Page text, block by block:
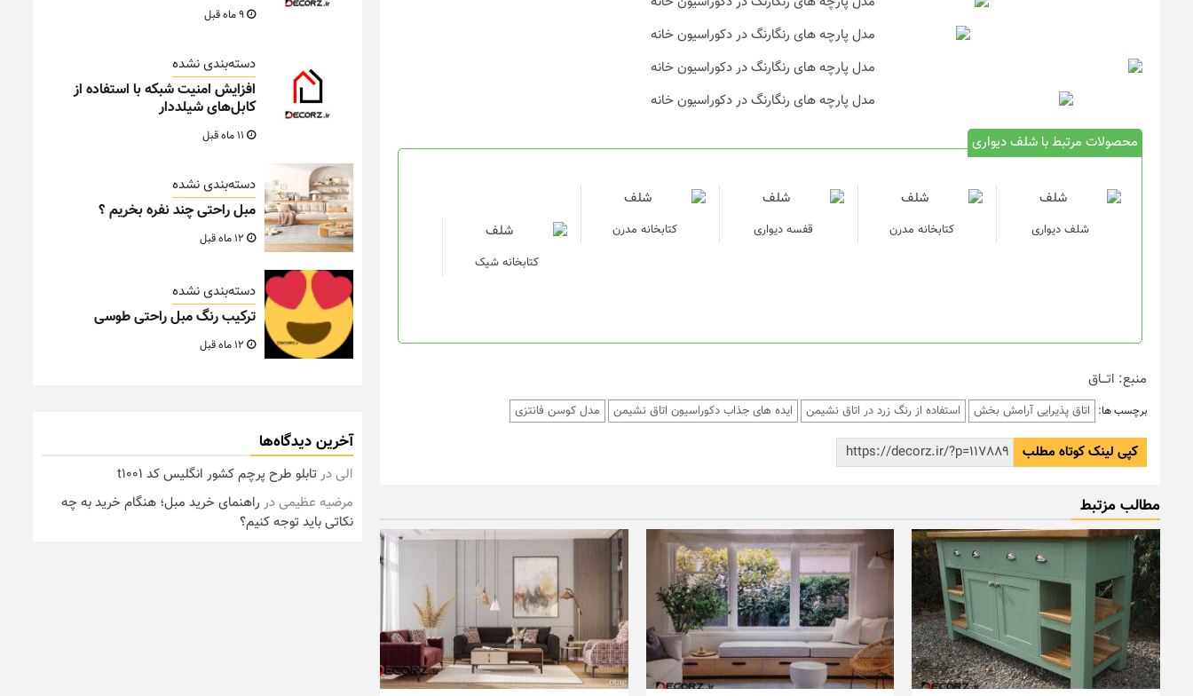
محصولات مرتبط با شلف دیواری
شلف دیواری کتابخانه مدرن قفسه دیواری
کتابخانه مدرن
کتابخانه شیک
منبع: اتـــاق
برچسب ها: اتاق پذیرایی آرامش بخش استفاده از رنگ زرد در اتاق نشیمن ایده های جذاب دکوراسیون اتاق نشیمن مدل کوسن فانتزی
کپی لینک کوتاه مطلب
مطالب مزتبط
دسته‌بندی نشده
افزایش امنیت شبکه با استفاده از
کابل‌های شیلددار
دسته‌بندی نشده
مبل راحتی چند نفره بخریم ؟
دسته‌بندی نشده
ترکیب رنگ مبل راحتی طوسی
آخرین دیدگاه‌ها
الیدرتابلو طرح پرچم کشور انگلیس کد t1001
مرضیه عظیمیدر راهنمای خرید مبل؛ هنگام خرید به چه
نکاتی باید توجه کنیم؟